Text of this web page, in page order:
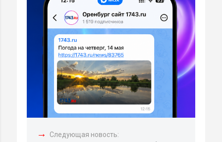
→ Следующая новость: